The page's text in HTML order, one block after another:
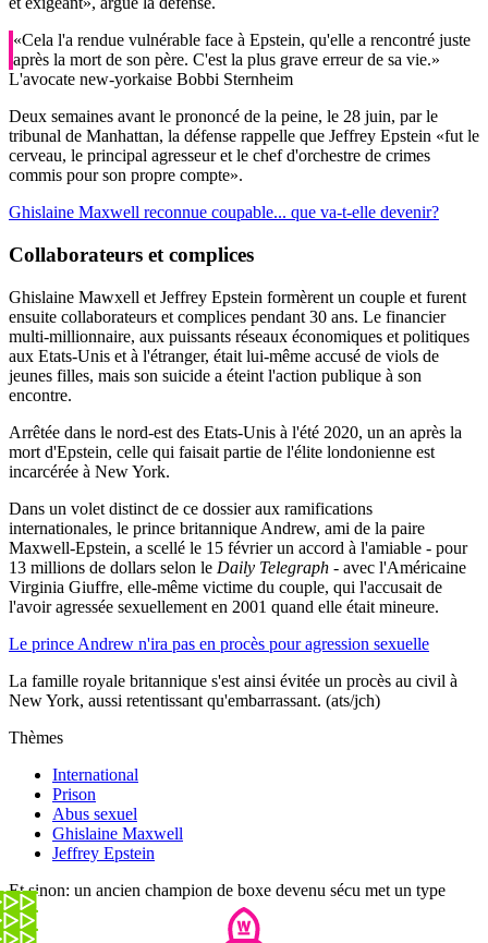
«Cela l'a rendue vulnérable face à Epstein, qu'elle a rencontré juste
après la mort de son père. C'est la plus grave erreur de sa vie.»
L'avocate new-yorkaise Bobbi Sternheim
Deux semaines avant le prononcé de la peine, le 28 juin, par le
tribunal de Manhattan, la défense rappelle que Jeffrey Epstein «fut le
cerveau, le principal agresseur et le chef d'orchestre de crimes
commis pour son propre compte».
Ghislaine Maxwell reconnue coupable... que va-t-elle devenir?
Collaborateurs et complices
Ghislaine Mawxell et Jeffrey Epstein formèrent un couple et furent
ensuite collaborateurs et complices pendant 30 ans. Le financier
multi-millionnaire, aux puissants réseaux économiques et politiques
aux Etats-Unis et à l'étranger, était lui-même accusé de viols de
jeunes filles, mais son suicide a éteint l'action publique à son
encontre.
Arrêtée dans le nord-est des Etats-Unis à l'été 2020, un an après la
mort d'Epstein, celle qui faisait partie de l'élite londonienne est
incarcérée à New York.
Dans un volet distinct de ce dossier aux ramifications
internationales, le prince britannique Andrew, ami de la paire
Maxwell-Epstein, a scellé le 15 février un accord à l'amiable - pour
13 millions de dollars selon le Daily Telegraph - avec l'Américaine
Virginia Giuffre, elle-même victime du couple, qui l'accusait de
l'avoir agressée sexuellement en 2001 quand elle était mineure.
Le prince Andrew n'ira pas en procès pour agression sexuelle
La famille royale britannique s'est ainsi évitée un procès au civil à
New York, aussi retentissant qu'embarrassant. (ats/jch)
Thèmes
International
Prison
Abus sexuel
Ghislaine Maxwell
Jeffrey Epstein
Et sinon: un ancien champion de boxe devenu sécu met un type
KO